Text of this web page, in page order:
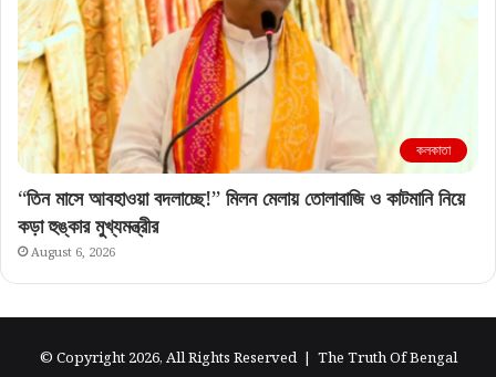
কলকাতা
“তিন মাসে আবহাওয়া বদলাচ্ছে!” মিলন মেলায় তোলাবাজি ও কাটমানি নিয়ে
কড়া হুঙ্কার মুখ্যমন্ত্রীর
August 6, 2026
© Copyright 2026, All Rights Reserved | The Truth Of Bengal